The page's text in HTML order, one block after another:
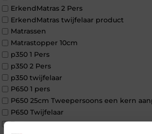
ErkendMatras 2 Pers
ErkendMatras twijfelaar product
Matrassen
Matrastopper 10cm
p350 1 Pers
p350 2 Pers
p350 twijfelaar
P650 1 pers
P650 25cm Tweepersoons een kern
P650 Twijfelaar
Toppers